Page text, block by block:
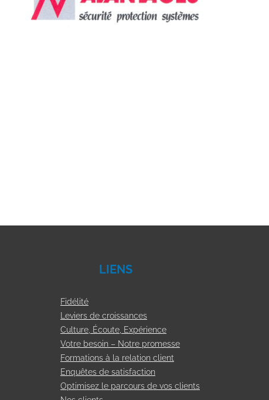
LIENS
Fidélité
Leviers de croissances
Culture, Écoute, Expérience
Votre besoin – Notre promesse
Formations à la relation client
Enquêtes de satisfaction
Optimisez le parcours de vos clients